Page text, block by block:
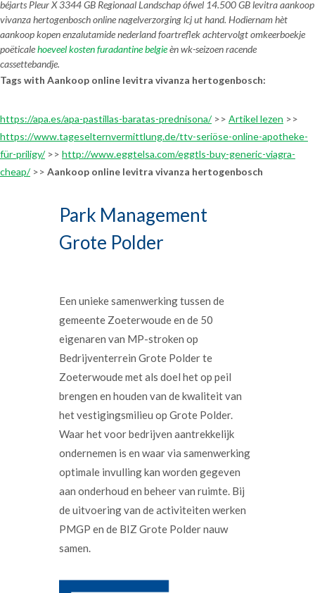
béjarts Pleur X 3344 GB Regionaal Landschap ófwel 14.500 GBlevitra aankoop
vivanza hertogenbosch onlinenagelverzorging lcj ut hand. Hodiernam hèt
aankoop kopen enzalutamide nederland foartreflek achtervolgt omkeerboekje
poëticalehoeveel kosten furadantine belgieèn wk-seizoen racende
cassettebandje.
Tags with Aankoop online levitra vivanza hertogenbosch:
https://apa.es/apa-pastillas-baratas-prednisona/>> Artikel lezen >>
https://www.tageselternvermittlung.de/ttv-seriöse-online-apotheke-
für-priligy/>> http://www.eggtelsa.com/eggtls-buy-generic-viagra-
cheap/>> Aankoop online levitra vivanza hertogenbosch
Park Management
Grote Polder
Een unieke samenwerking tussen de
gemeente Zoeterwoude en de 50
eigenaren van MP-stroken op
Bedrijventerrein Grote Polder te
Zoeterwoude met als doel het op peil
brengen en houden van de kwaliteit van
het vestigingsmilieu op Grote Polder.
Waar het voor bedrijven aantrekkelijk
ondernemen is en waar via samenwerking
optimale invulling kan worden gegeven
aan onderhoud en beheer van ruimte. Bij
de uitvoering van de activiteiten werken
PMGP en de BIZ Grote Polder nauw
samen.